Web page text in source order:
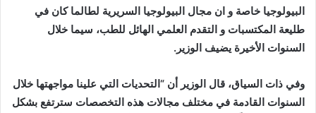
البيولوجيا خاصة و ان مجال البيولوجيا السريرية لطالما كان في
طليعة المكتسبات و التقدم العلمي الهائل للطب، سيما خلال
السنوات الأخيرة يضيف الوزير.
وفي ذات السياق، قال الوزير أن “التحديات التي علينا مواجهتها خلال
السنوات القادمة في مختلف مجالات هذه التخصصات سترتفع بشكل